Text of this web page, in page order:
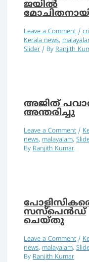
ജയില്‍
Leave a Comment /
Kerala news,
Slider / By Ranjith
അജിത്
അന്തരിച്ചു
Leave a Comment /
news, malayalam,
By Ranjith Kumar
സസ്‌പെൻഡ്
ചെയ്‌തു
Leave a Comment /
news, malayalam,
By Ranjith Kumar